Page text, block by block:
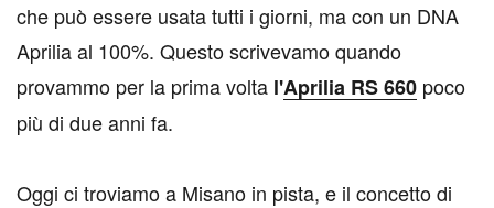
che può essere usata tutti i giorni, ma con un DNA
Aprilia al 100%. Questo scrivevamo quando
provammo per la prima volta l'Aprilia RS 660 poco
più di due anni fa.
Oggi ci troviamo a Misano in pista, e il concetto di